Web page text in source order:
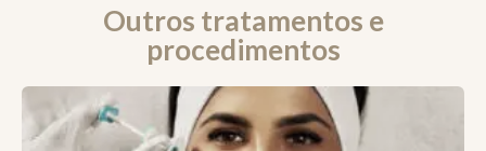
Outros tratamentos e
procedimentos